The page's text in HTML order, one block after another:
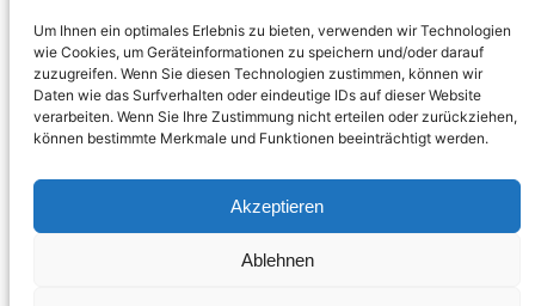
Um Ihnen ein optimales Erlebnis zu bieten, verwenden wir Technologien
wie Cookies, um Geräteinformationen zu speichern und/oder darauf
zuzugreifen. Wenn Sie diesen Technologien zustimmen, können wir
Daten wie das Surfverhalten oder eindeutige IDs auf dieser Website
verarbeiten. Wenn Sie Ihre Zustimmung nicht erteilen oder zurückziehen,
können bestimmte Merkmale und Funktionen beeinträchtigt werden.
Akzeptieren
Ablehnen
Rücktrittsbelehrung
ZAHLUNGSARTEN
Vorkasse Visa Mastercard Link PayPal
G-Pay